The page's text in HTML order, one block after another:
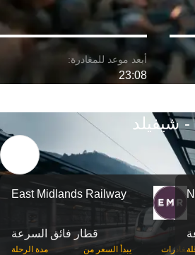
23:08
شيفيلد
East Midlands Railway
قطار فائق السرعة
مدة الرحلة ‎يبدأ السعر من ‎المغادرات